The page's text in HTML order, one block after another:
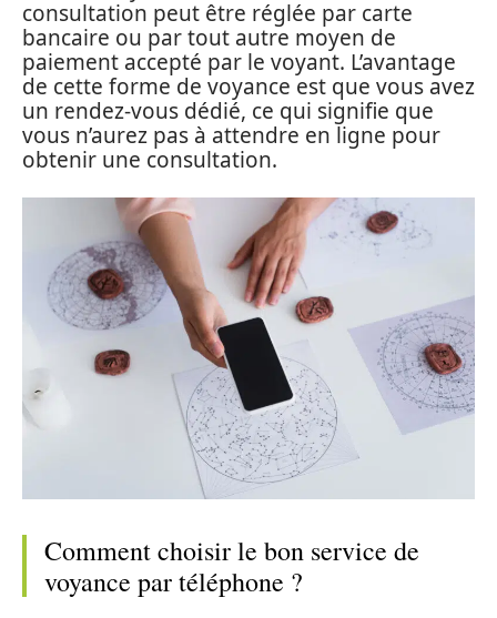
consultation peut être réglée par carte
bancaire ou par tout autre moyen de
paiement accepté par le voyant. L’avantage
de cette forme de voyance est que vous avez
un rendez-vous dédié, ce qui signifie que
vous n’aurez pas à attendre en ligne pour
obtenir une consultation.
Comment choisir le bon service de
voyance par téléphone ?